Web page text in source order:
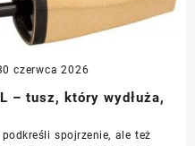
czerwca 2026
– tusz, który wydłuża,
spojrzenie, ale też